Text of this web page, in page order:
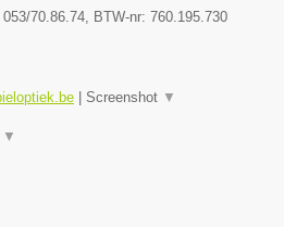
053/70.86.74, BTW-nr: 760.195.730
Screenshot ▼
▼